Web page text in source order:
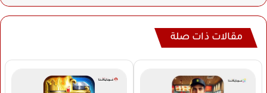
مقالات ذات صلة